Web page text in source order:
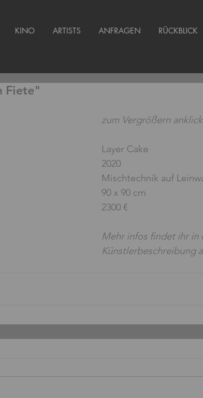
KINO ARTISTS ANFRAGEN RÜCKBLICK
Fiete"
zum Vergrößern
Layer Cake
2020
Mischtechnik auf
90 x 90 cm
2300 €
Mehr infos findet ihr in
Künstlerbeschreibung